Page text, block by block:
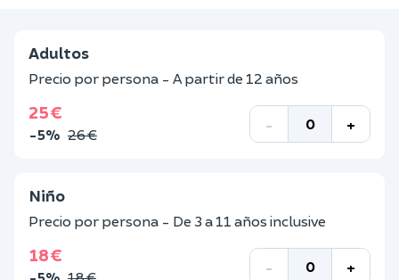
Adultos
Precio por persona - A partir de 12 años
25 €
-5% 26 €
- +
Niño
Precio por persona - De 3 a 11 años inclusive
18 €
- +